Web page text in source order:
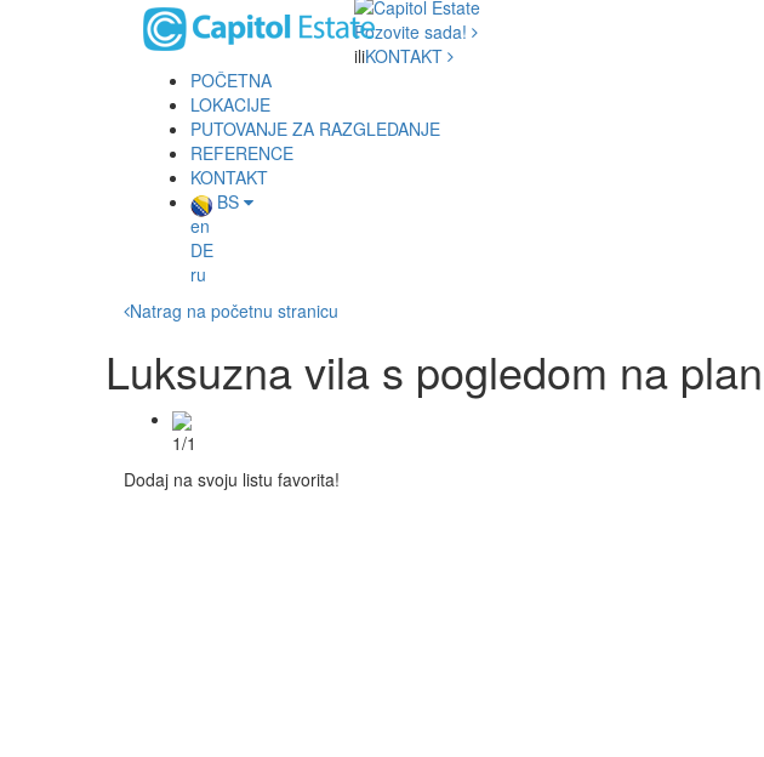
Pozovite sada!
iliKONTAKT
POČETNA
LOKACIJE
PUTOVANJE ZA RAZGLEDANJE
REFERENCE
KONTAKT
BS
en
DE
ru
Natrag na početnu stranicu
Luksuzna vila s pogledom na
1/1
Dodaj na svoju listu favorita!